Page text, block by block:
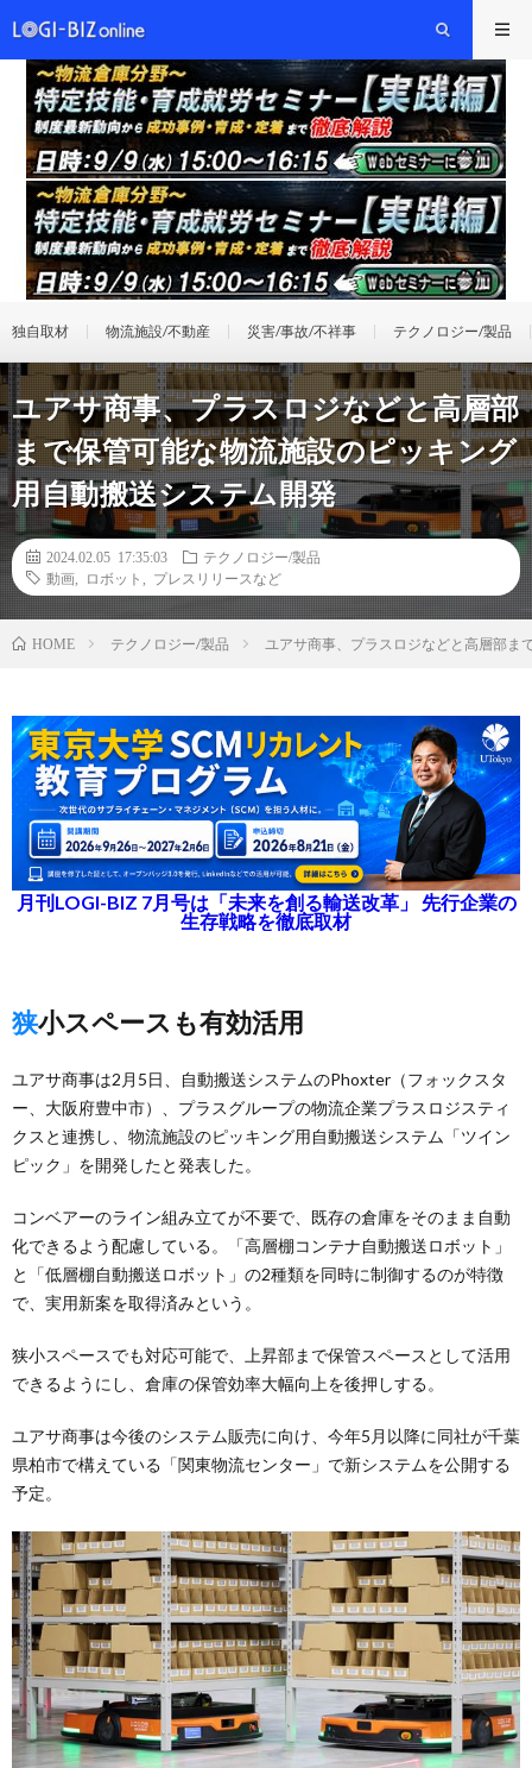
独自取材 物流施設/不動産 災害/事故/不祥事 テクノロジー/製品
ユアサ商事、プラスロジなどと高層部
まで保管可能な物流施設のピッキング
用自動搬送システム開発
2024.02.05 17:35:03
テクノロジー/製品
動画
ロボット プレスリリースなど
HOME テクノロジー/製品 ユアサ商事、プラスロジなどと高層部ま
月刊LOGI-BIZ 7月号は「未来を創る輸送改革」 先行企業の
生存戦略を徹底取材
狭小スペースも有効活用
ユアサ商事は2月5日、自動搬送システムのPhoxter（フォックスタ
ー、大阪府豊中市）、プラスグループの物流企業プラスロジスティ
クスと連携し、物流施設のピッキング用自動搬送システム「ツイン
ピック」を開発したと発表した。
コンベアーのライン組み立てが不要で、既存の倉庫をそのまま自動
化できるよう配慮している。「高層棚コンテナ自動搬送ロボット」
と「低層棚自動搬送ロボット」の2種類を同時に制御するのが特徴
で、実用新案を取得済みという。
狭小スペースでも対応可能で、上昇部まで保管スペースとして活用
できるようにし、倉庫の保管効率大幅向上を後押しする。
ユアサ商事は今後のシステム販売に向け、今年5月以降に同社が千葉
県柏市で構えている「関東物流センター」で新システムを公開する
予定。